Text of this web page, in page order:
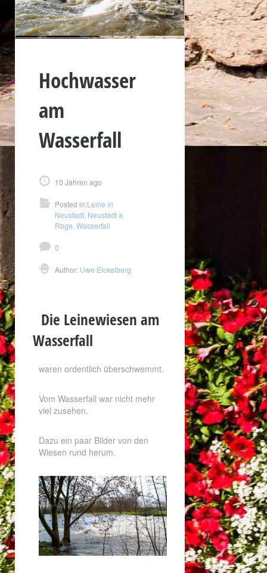
Hochwasser
am
Wasserfall
10 Jahren ago
Posted in:Leine in
Neustadt Neustadt a.
Rbge. Wasserfall
0
Author: Uwe Eickelberg
Die Leinewiesen am
Wasserfall
waren ordentlich überschwemmt.
Vom Wasserfall war nicht mehr
viel zusehen.
Dazu ein paar Bilder von den
Wiesen rund herum.